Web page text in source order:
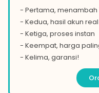
- Pertama, menambah
- Kedua, hasil akun
- Ketiga, proses instan
- Keempat, harga
- Kelima, garansi!